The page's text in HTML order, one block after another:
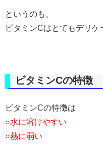
というのも、
ビタミンCはとてもデリケ
ビタミンCの特徴
ビタミンCの特徴は
○水に溶けやすい
○熱に弱い